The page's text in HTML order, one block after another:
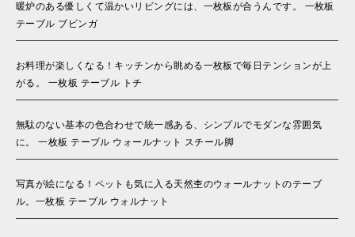
暖炉のある優しくて温かいリビングには、一枚板が合うんです。 一枚板
テーブル ブビンガ
お料理が楽しくなる！キッチンから眺める一枚板で毎日テンションが上
がる。 一枚板 テーブル トチ
無駄のない基本の色合わせで統一感ある、シンプルでモダンな雰囲気
に。 一枚板 テーブル ウォールナット スチール脚
写真が絵になる！ペットも気に入る天然杢のウォールナットのテーブ
ル。一枚板 テーブル ウォルナット